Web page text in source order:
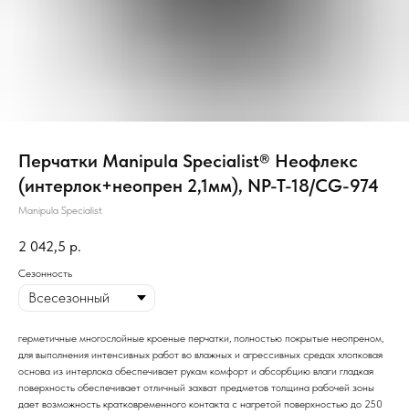
Перчатки Manipula Specialist® Неофлекс
(интерлок+неопрен 2,1мм), NP-T-18/CG-974
Manipula Specialist
2 042,5 р.
Сезонность
герметичные многослойные кроеные перчатки, полностью покрытые неопреном,
для выполнения интенсивных работ во влажных и агрессивных средах хлопковая
основа из интерлока обеспечивает рукам комфорт и абсорбцию влаги гладкая
поверхность обеспечивает отличный захват предметов толщина рабочей зоны
дает возможность кратковременного контакта с нагретой поверхностью до 250